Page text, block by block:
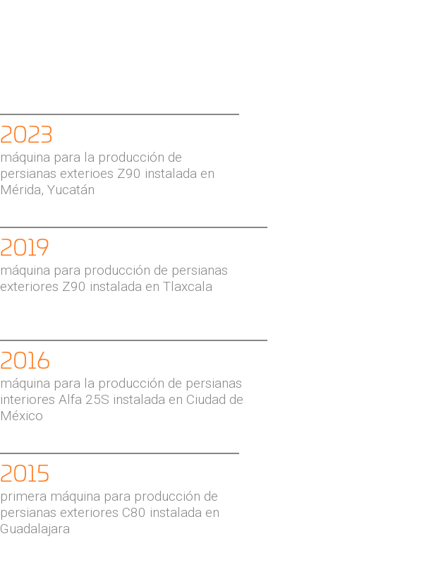
2023
máquina para la producción de
persianas exterioes Z90 instalada en
Mérida, Yucatán
2019
máquina para producción de persianas
exteriores Z90 instalada en Tlaxcala
2016
máquina para la producción de persianas
interiores Alfa 25S instalada en Ciudad de
México
2015
primera máquina para producción de
persianas exteriores C80 instalada en
Guadalajara